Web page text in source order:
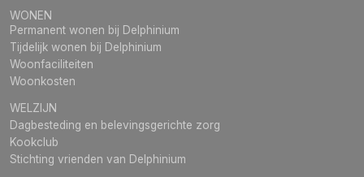
WONEN
Permanent wonen bij Delphinium
Tijdelijk wonen bij Delphinium
Woonfaciliteiten
Woonkosten
WELZIJN
Dagbesteding en belevingsgerichte zorg
Kookclub
Stichting vrienden van Delphinium